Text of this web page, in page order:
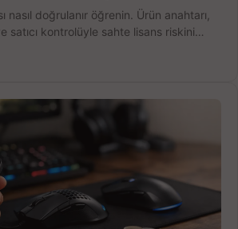
nasıl doğrulanır öğrenin. Ürün anahtarı,
satıcı kontrolüyle sahte lisans riskini